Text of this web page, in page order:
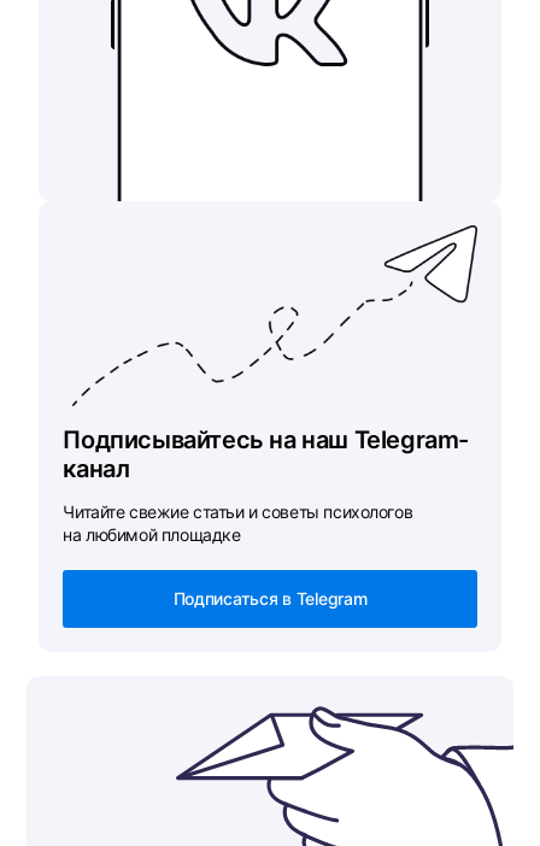
Подписывайтесь на наш Telegram-
канал
Читайте свежие статьи и советы психологов
на любимой площадке
Подписаться в Telegram